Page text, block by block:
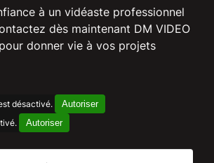
à un vidéaste professionnel
dès maintenant DM VIDEO
pour donner vie à vos projets
désactivé. Autoriser
Autoriser